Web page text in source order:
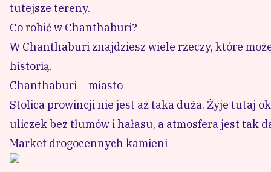
tutejsze tereny.
Co robić w Chanthaburi?
W Chanthaburi znajdziesz wiele rzeczy, które
historią.
Chanthaburi – miasto
Stolica prowincji nie jest aż taka duża. Żyje tutaj
uliczek bez tłumów i hałasu, a atmosfera jest tak
Market drogocennych kamieni